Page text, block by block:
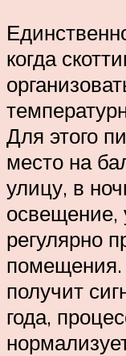
когда
Для этого
место на
улицу, в
освещение,
регулярно
помещения.
получит
года,